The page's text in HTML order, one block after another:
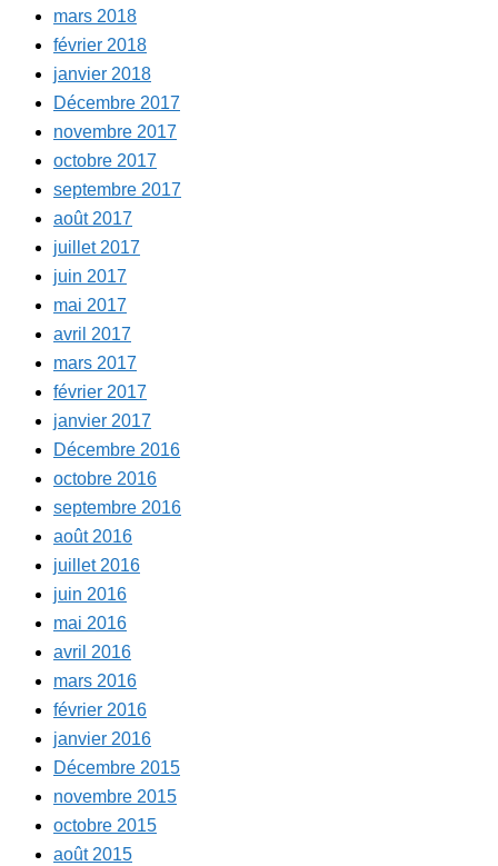
mars 2018
février 2018
janvier 2018
Décembre 2017
novembre 2017
octobre 2017
septembre 2017
août 2017
juillet 2017
juin 2017
mai 2017
avril 2017
mars 2017
février 2017
janvier 2017
Décembre 2016
octobre 2016
septembre 2016
août 2016
juillet 2016
juin 2016
mai 2016
avril 2016
mars 2016
février 2016
janvier 2016
Décembre 2015
novembre 2015
octobre 2015
août 2015